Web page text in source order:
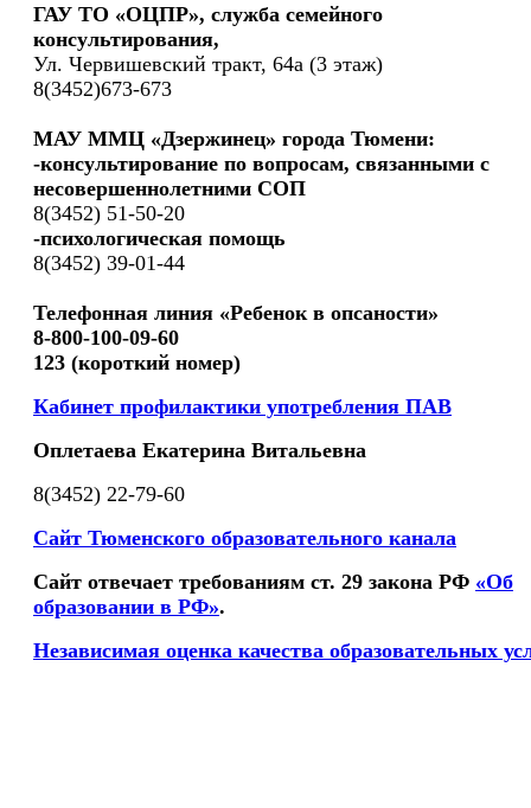
ГАУ ТО «ОЦПР», служба семейного
консультирования,
Ул. Червишевский тракт, 64а (3 этаж)
8(3452)673-673
МАУ ММЦ «Дзержинец» города Тюмени:
-консультирование по вопросам, связанными с
несовершеннолетними СОП
8(3452) 51-50-20
-психологическая помощь
8(3452) 39-01-44
Телефонная линия «Ребенок в опсаности»
8-800-100-09-60
123 (короткий номер)
Кабинет профилактики употребления ПАВ
Оплетаева Екатерина Витальевна
8(3452) 22-79-60
Сайт Тюменского образовательного канала
Сайт отвечает требованиям ст. 29 закона РФ «Об
образовании в РФ».
Независимая оценка качества образовательных